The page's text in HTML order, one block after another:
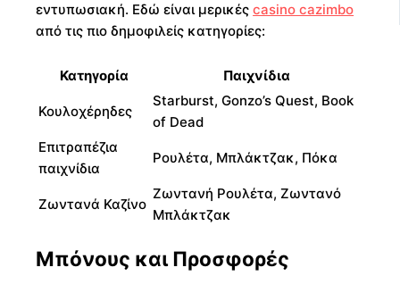
εντυπωσιακή. Εδώ είναι μερικέςcasino cazimbo
από τις πιο δημοφιλείς κατηγορίες:
Κατηγορία Παιχνίδια
Κουλοχέρηδες
Starburst, Gonzo’s Quest, Book
of Dead
Επιτραπέζια
παιχνίδια
Ρουλέτα, Μπλάκτζακ, Πόκα
Ζωντανά Καζίνο
Ζωντανή Ρουλέτα, Ζωντανό
Μπλάκτζακ
Μπόνους και Προσφορές